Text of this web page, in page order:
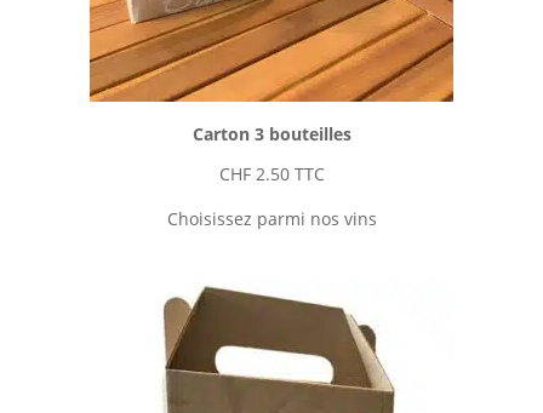
Carton 3 bouteilles
CHF2.50 TTC
Choisissez parmi nos vins